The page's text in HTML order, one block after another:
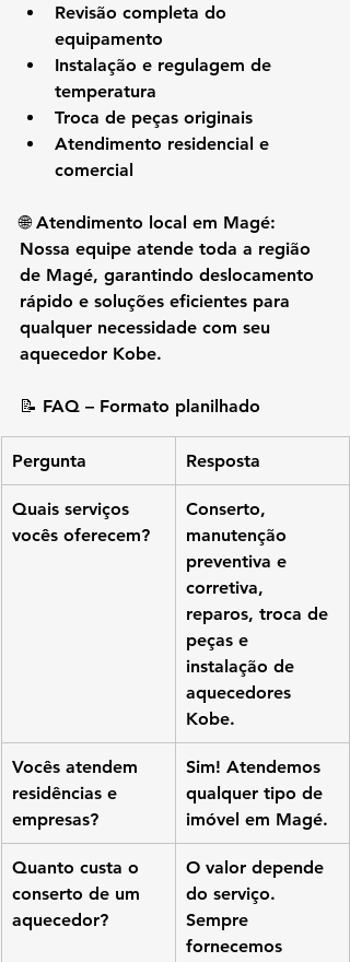
Revisão completa do
equipamento
Instalação e regulagem de
temperatura
Troca de peças originais
Atendimento residencial e
comercial
🌐 Atendimento local em Magé:
Nossa equipe atende toda a região
de Magé, garantindo deslocamento
rápido e soluções eficientes para
qualquer necessidade com seu
aquecedor Kobe.
📝 FAQ – Formato planilhado
Pergunta Resposta
Quais serviços
vocês oferecem?
Conserto,
manutenção
preventiva e
corretiva,
reparos, troca de
peças e
instalação de
aquecedores
Kobe.
Vocês atendem
residências e
empresas?
Sim! Atendemos
qualquer tipo de
imóvel em Magé.
Quanto custa o
conserto de um
aquecedor?
O valor depende
do serviço.
Sempre
fornecemos